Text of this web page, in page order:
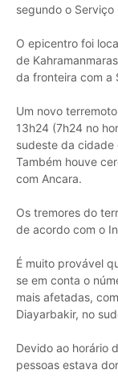
segundo o Serviço
O epicentro foi
de
da fronteira com a
Um novo
13h24 (7h24 no
sudeste da cidade
Também houve
com Ancara.
Os tremores do
de acordo com o
É muito provável
se em conta o
mais afetadas,
Diayarbakir, no
Devido ao horário
pessoas estava